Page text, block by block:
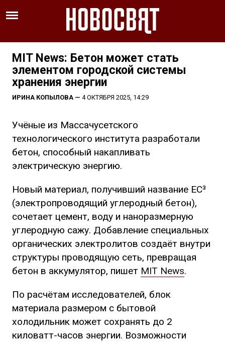
MIT News: Бетон может стать
элементом городской системы
хранения энергии
ИРИНА КОПЫЛОВА — 4 ОКТЯБРЯ 2025, 14:29
Учёные из Массачусетского
технологического института разработали
бетон, способный накапливать
электрическую энергию.
Новый материал, получивший название EC³
(электропроводящий углеродный бетон),
сочетает цемент, воду и наноразмерную
углеродную сажу. Добавление специальных
органических электролитов создаёт внутри
структуры проводящую сеть, превращая
бетон в аккумулятор, пишет MIT News.
По расчётам исследователей, блок
материала размером с бытовой
холодильник может сохранять до 2
киловатт-часов энергии. Возможности